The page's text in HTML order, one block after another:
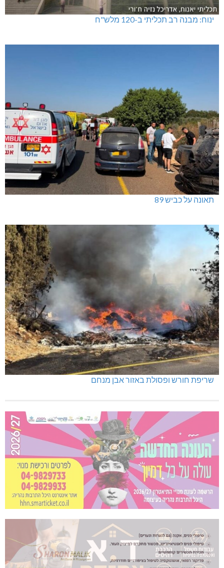
ינוח: מבנה רב תכליתי ב-120 מלש"ח
תאונה על כביש 89
שריפת חורש ופסולת באזור אבן מנחם